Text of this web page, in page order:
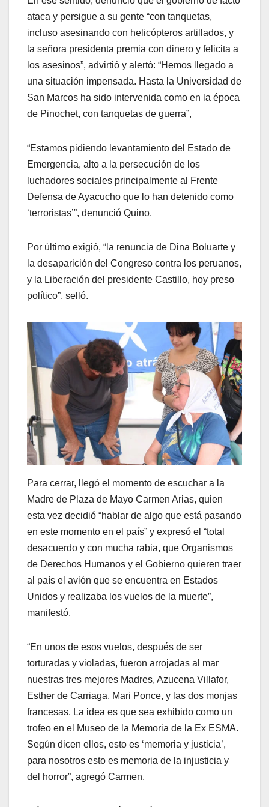
ataca y persigue a su gente “con tanquetas,
incluso asesinando con helicópteros artillados, y
la señora presidenta premia con dinero y felicita a
los asesinos”, advirtió y alertó: “Hemos llegado a
una situación impensada. Hasta la Universidad de
San Marcos ha sido intervenida como en la época
de Pinochet, con tanquetas de guerra”,
“Estamos pidiendo levantamiento del Estado de
Emergencia, alto a la persecución de los
luchadores sociales principalmente al Frente
Defensa de Ayacucho que lo han detenido como
‘terroristas’”, denunció Quino.
Por último exigió, “la renuncia de Dina Boluarte y
la desaparición del Congreso contra los peruanos,
y la Liberación del presidente Castillo, hoy preso
político”, selló.
Para cerrar, llegó el momento de escuchar a la
Madre de Plaza de Mayo Carmen Arias, quien
esta vez decidió “hablar de algo que está pasando
en este momento en el país” y expresó el “total
desacuerdo y con mucha rabia, que Organismos
de Derechos Humanos y el Gobierno quieren traer
al país el avión que se encuentra en Estados
Unidos y realizaba los vuelos de la muerte”,
manifestó.
“En unos de esos vuelos, después de ser
torturadas y violadas, fueron arrojadas al mar
nuestras tres mejores Madres, Azucena Villafor,
Esther de Carriaga, Mari Ponce, y las dos monjas
francesas. La idea es que sea exhibido como un
trofeo en el Museo de la Memoria de la Ex ESMA.
Según dicen ellos, esto es ‘memoria y justicia’,
para nosotros esto es memoria de la injusticia y
del horror”, agregó Carmen.